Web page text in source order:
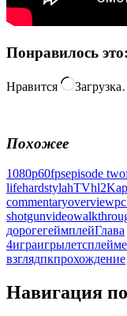
Понравилось это:
Нравится
Похожее
1080p60fpsepisode two
lifehardstylahTVhl2
commentaryoverviewpc
shotgunvideo
дорогегеймплейГлава
4играигрылетсплей
взглядпкпрохождение
Навигация